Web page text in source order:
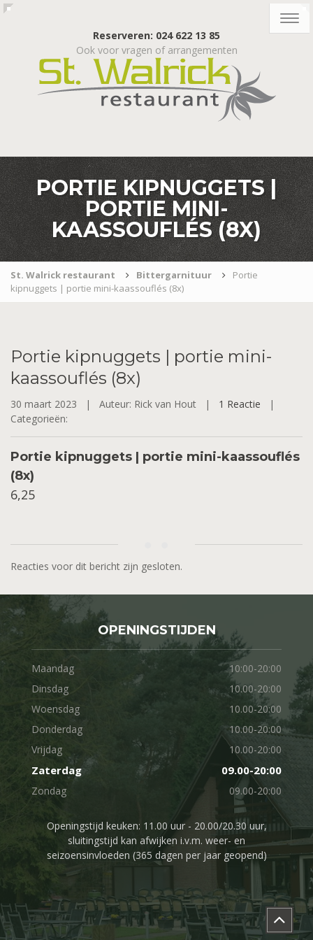
Reserveren: 024 622 13 85
Ook voor vragen of arrangementen
PORTIE KIPNUGGETS |
PORTIE MINI-
KAASSOUFLÉS (8X)
St. Walrick restaurant Bittergarnituur
Portie
kipnuggets | portie mini-kaassouflés (8x)
Portie kipnuggets | portie mini-
kaassouflés (8x)
30 maart 2023 | Auteur: Rick van Hout | 1 Reactie |
Categorieën:
Portie kipnuggets | portie mini-kaassouflés
(8x)
6,25
Reacties voor dit bericht zijn gesloten.
OPENINGSTIJDEN
Maandag
10:00-20:00
Dinsdag
10.00-20:00
Woensdag
10.00-20:00
Donderdag
10.00-20:00
Vrijdag
10.00-20:00
Zaterdag 09.00-20:00
Zondag 09.00-20:00
Openingstijd keuken: 11.00 uur - 20.00/20.30 uur,
sluitingstijd kan afwijken i.v.m. weer- en
seizoensinvloeden (365 dagen per jaar geopend)